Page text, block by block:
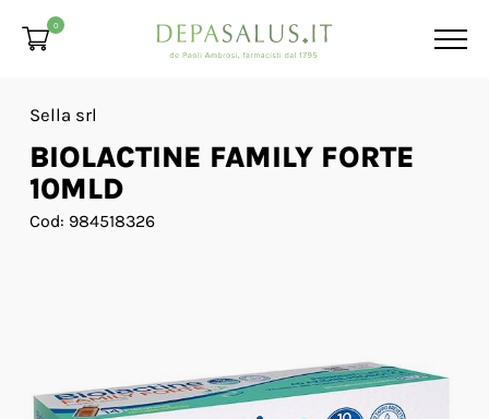
0
Sella srl
BIOLACTINE FAMILY FORTE
10MLD
Cod: 984518326